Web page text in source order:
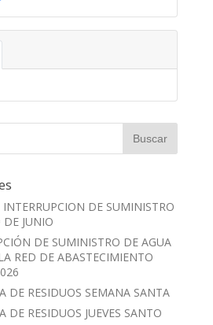
DE SUMINISTRO
JUNIO
DE SUMINISTRO DE AGUA
RED DE ABASTECIMIENTO
DE RESIDUOS SEMANA SANTA
DE RESIDUOS JUEVES SANTO